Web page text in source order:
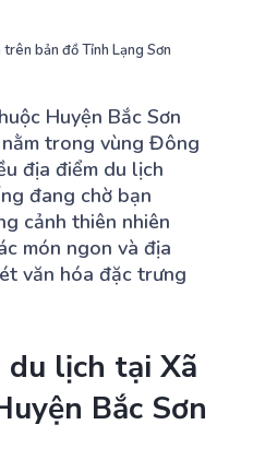
bản đồ Tỉnh Lạng Sơn
Huyện Bắc Sơn
trong vùng Đông
địa điểm du lịch
đang chờ bạn
cảnh thiên nhiên
món ngon và địa
văn hóa đặc trưng
du lịch tại Xã
Bắc Sơn